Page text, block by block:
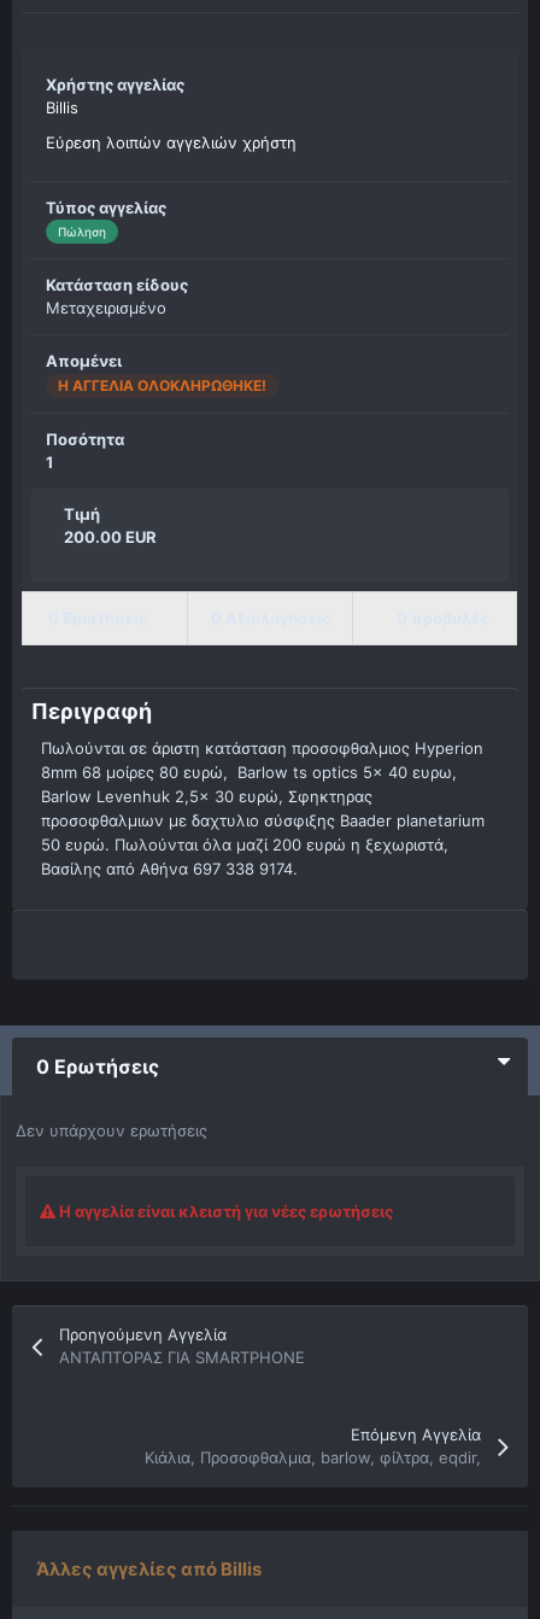
Χρήστης αγγελίας
Billis
Εύρεση λοιπών αγγελιών χρήστη
Τύπος αγγελίας
Πώληση
Κατάσταση είδους
Μεταχειρισμένο
Απομένει
Η ΑΓΓΕΛΊΑ ΟΛΟΚΛΗΡΏΘΗΚΕ!
Ποσότητα
1
Τιμή
200.00 EUR
Περιγραφή
Πωλούνται σε άριστη κατάσταση προσοφθαλμιος Hyperion
8mm 68 μοίρες 80 ευρώ, Barlow ts optics 5x 40 ευρω,
Barlow Levenhuk 2,5x 30 ευρώ, Σφηκτηρας
προσοφθαλμιων με δαχτυλιο σύσφιξης Baader planetarium
50 ευρώ. Πωλούνται όλα μαζί 200 ευρώ η ξεχωριστά,
Βασίλης από Αθήνα 697 338 9174.
0 Ερωτήσεις
Δεν υπάρχουν ερωτήσεις
Η αγγελία είναι κλειστή για νέες ερωτήσεις
Προηγούμενη Αγγελία
ΑΝΤΑΠΤΟΡΑΣ ΓΙΑ SMARTPHONE
Επόμενη Αγγελία
Κιάλια, Προσοφθαλμια, barlow, φίλτρα, eqdir,
Άλλες αγγελίες από Billis